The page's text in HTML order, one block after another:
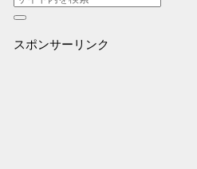
スポンサーリンク